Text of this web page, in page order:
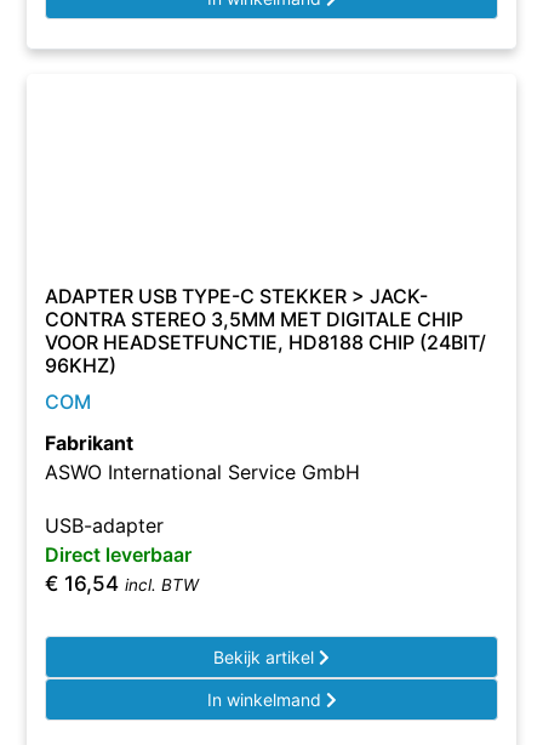
ADAPTER USB TYPE-C STEKKER > JACK-
CONTRA STEREO 3,5MM MET DIGITALE CHIP
VOOR HEADSETFUNCTIE, HD8188 CHIP (24BIT/
96KHZ)
COM
Fabrikant
ASWO International Service GmbH
USB-adapter
Direct leverbaar
€ 16,54 incl. BTW
Bekijk artikel
In winkelmand